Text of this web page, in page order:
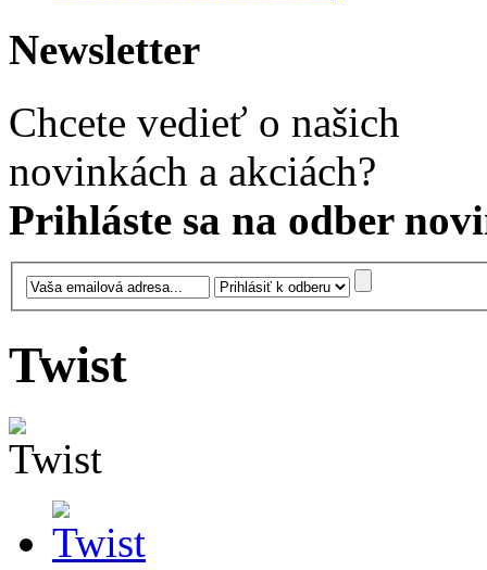
Newsletter
Chcete vedieť o našich
novinkách a akciách?
Prihláste sa na odber
Twist